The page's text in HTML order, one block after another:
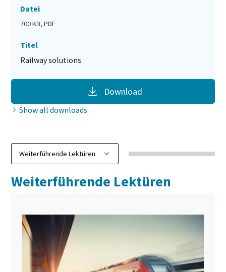
Datei
700 KB, PDF
Titel
Railway solutions
Download
Show all downloads
Weiterführende Lektüren